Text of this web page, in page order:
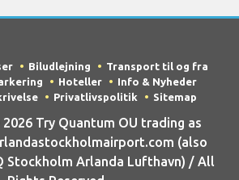
Biludlejning
Transport til og fra
Hoteller
Info & Nyheder
Privatlivspolitik Sitemap
2026 Try Quantum OU trading as
(also
Stockholm Arlanda Lufthavn) / All